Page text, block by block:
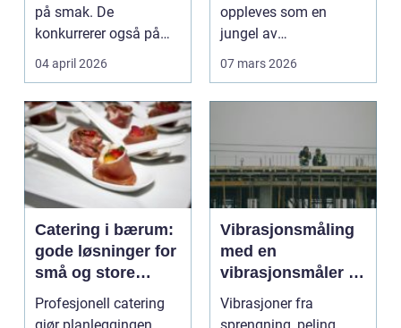
på smak. De
konkurrerer også på
opplevelse,
gjenkjennels...
04 april 2026
oppleves som en
jungel av
valgmuligheter. Mange
07 mars 2026
Catering i bærum:
gode løsninger for
små og store
anledninger
Profesjonell catering
Vibrasjonsmåling
med en
vibrasjonsmåler i
bygg- og
anleggsprosjekter
Vibrasjoner fra